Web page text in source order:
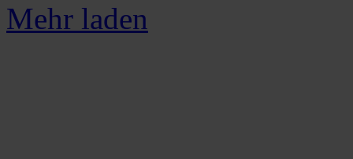
Mehr laden